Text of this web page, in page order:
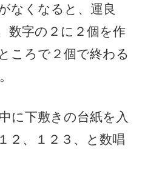
なくなると、運良
数字の２に２個を作
ころで２個で終わる
に下敷きの台紙を入
２、１２３、と数唱